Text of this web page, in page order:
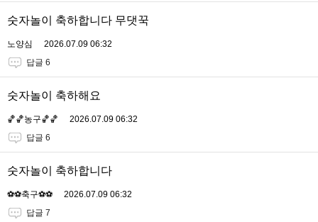
숫자놀이 축하합니다 무댓꾹
노양심
2026.07.09 06:32
답글 6
숫자놀이 축하해요
🏀🏀농구🏀🏀
2026.07.09 06:32
답글 6
숫자놀이 축하합니다
⚽️⚽️축구⚽️⚽️
2026.07.09 06:32
답글 7